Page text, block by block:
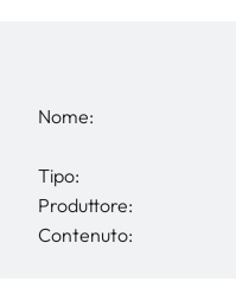
Nome:
Tipo:
Produttore:
Contenuto: